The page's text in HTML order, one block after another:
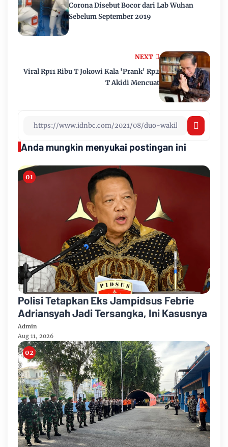
NEXT
Viral Rp11 Ribu T Jokowi Kala 'Prank' Rp2
T Akidi Mencuat
Corona Disebut Bocor dari Lab Wuhan
Sebelum September 2019
Anda mungkin menyukai postingan ini
Polisi Tetapkan Eks Jampidsus Febrie
Adriansyah Jadi Tersangka, Ini Kasusnya
Admin
Aug 11, 2026